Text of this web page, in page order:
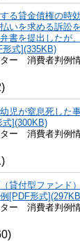
る貸金債権の時
いを求める訴訟
書を提出したが
形式](335KB)
ター 消費者判例
児が窒息死した
式](300KB)
ター 消費者判例
貸付型ファンド
[PDF形式
ター 消費者判例